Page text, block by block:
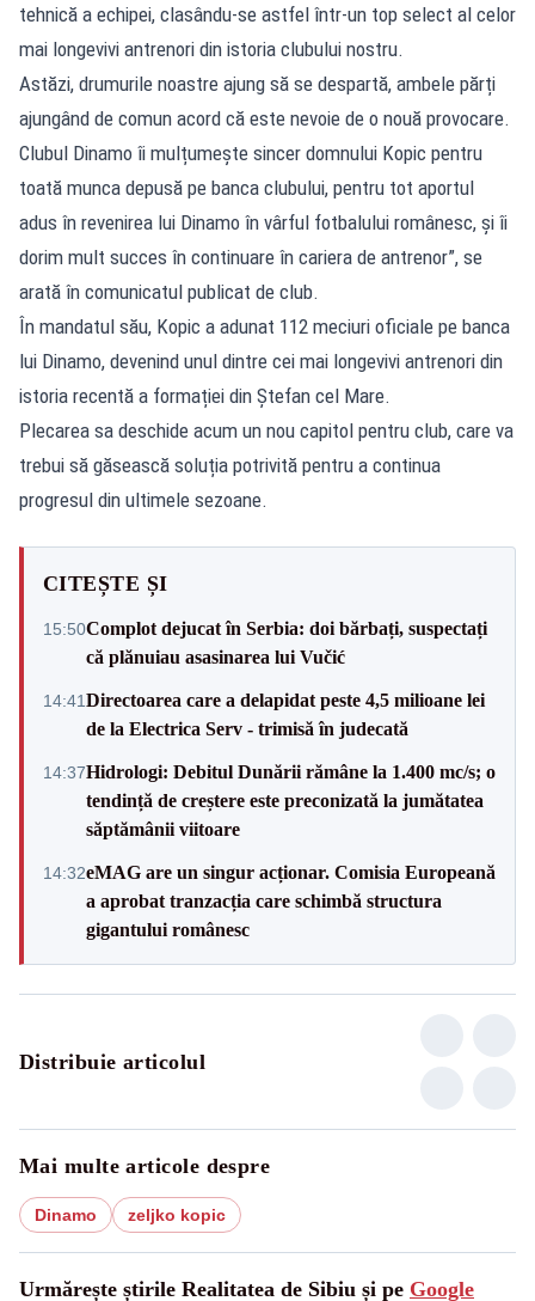
tehnică a echipei, clasându-se astfel într-un top select al celor
mai longevivi antrenori din istoria clubului nostru.
Astăzi, drumurile noastre ajung să se despartă, ambele părți
ajungând de comun acord că este nevoie de o nouă provocare.
Clubul Dinamo îi mulțumește sincer domnului Kopic pentru
toată munca depusă pe banca clubului, pentru tot aportul
adus în revenirea lui Dinamo în vârful fotbalului românesc, și îi
dorim mult succes în continuare în cariera de antrenor”, se
arată în comunicatul publicat de club.
În mandatul său, Kopic a adunat 112 meciuri oficiale pe banca
lui Dinamo, devenind unul dintre cei mai longevivi antrenori din
istoria recentă a formației din Ștefan cel Mare.
Plecarea sa deschide acum un nou capitol pentru club, care va
trebui să găsească soluția potrivită pentru a continua
progresul din ultimele sezoane.
CITEȘTE ȘI
15:50Complot dejucat în Serbia: doi bărbați, suspectați
că plănuiau asasinarea lui Vučić
14:41Directoarea care a delapidat peste 4,5 milioane lei
de la Electrica Serv - trimisă în judecată
14:37Hidrologi: Debitul Dunării rămâne la 1.400 mc/s; o
tendință de creștere este preconizată la jumătatea
săptămânii viitoare
14:32eMAG are un singur acționar. Comisia Europeană
a aprobat tranzacția care schimbă structura
gigantului românesc
Distribuie articolul
Mai multe articole despre
Dinamo zeljko kopic
Urmărește știrile Realitatea de Sibiu și pe Google